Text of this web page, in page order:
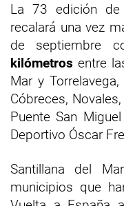
La 73 edición de
recalará una vez
de septiembre
kilómetros entre
Mar y
Cóbreces,
Puente San
Deportivo Óscar
Santillana del
municipios que